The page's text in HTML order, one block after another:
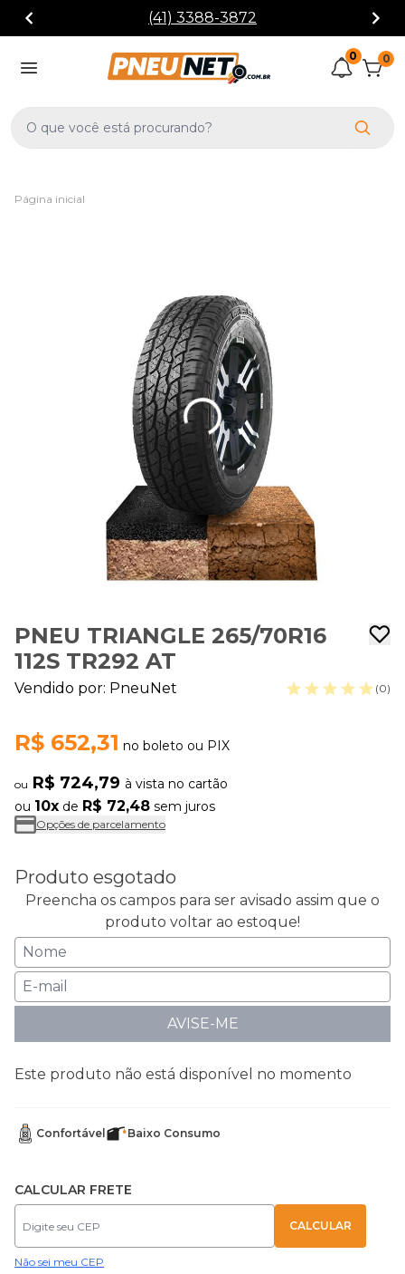
(41) 3388-3872
0 0
Página inicial
PNEU TRIANGLE 265/70R16
112S TR292 AT
Vendido por: PneuNet (0)
R$ 652,31 no boleto ou PIX
ou R$ 724,79 à vista no cartão
ou 10x de R$ 72,48 sem juros
Opções de parcelamento
Produto esgotado
Preencha os campos para ser avisado assim que o
produto voltar ao estoque!
AVISE-ME
Este produto não está disponível no momento
Confortável Baixo Consumo
CALCULAR FRETE
Não sei meu CEP